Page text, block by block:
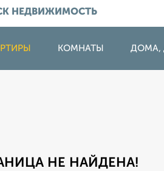
НЕДВИЖИМОСТЬ
КОМНАТЫ ДОМА,
НЕ НАЙДЕНА!